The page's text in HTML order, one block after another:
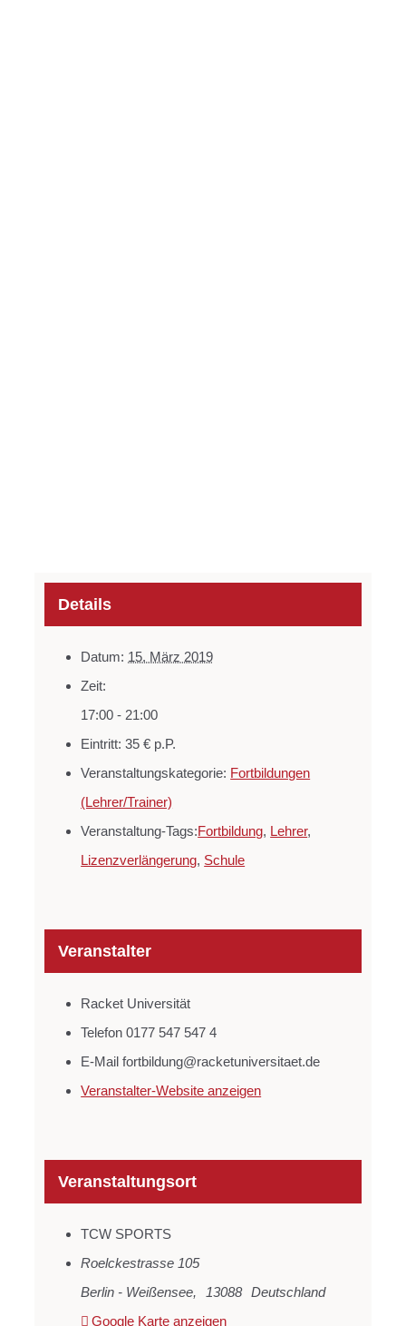
Details
Datum: 15. März 2019
Zeit:
17:00 - 21:00
Eintritt: 35 € p.P.
Veranstaltungskategorie: Fortbildungen
(Lehrer/Trainer)
Veranstaltung-Tags:Fortbildung, Lehrer,
Lizenzverlängerung, Schule
Veranstalter
Racket Universität
Telefon0177 547 547 4
E-Mailfortbildung@racketuniversitaet.de
Veranstalter-Website anzeigen
Veranstaltungsort
TCW SPORTS
Roelckestrasse 105
Berlin - Weißensee, 13088 Deutschland
Google Karte anzeigen